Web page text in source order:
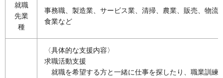
就職
先業
種
事務職、製造業、サービス業、清掃、農業、販売、物流
食業など
〈具体的な支援内容〉
求職活動支援
就職を希望する方と一緒に仕事を探したり、職業訓練